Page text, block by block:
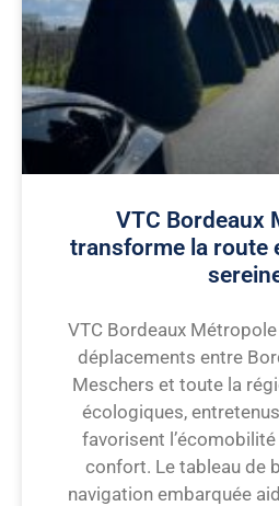
VTC Bordeaux
transforme la route
VTC Bordeaux
déplacements entre
Meschers et toute la
écologiques,
favorisent
confort. Le tableau de
navigation embarquée